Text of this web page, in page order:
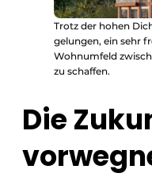
Trotz der hohen
gelungen, ein sehr
Wohnumfeld
zu schaffen.
Die